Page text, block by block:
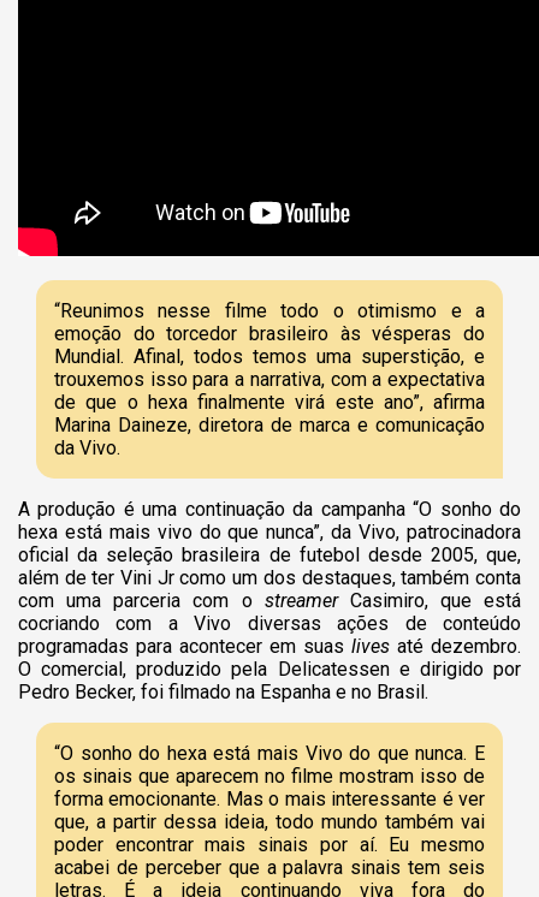
“Reunimos nesse filme todo o otimismo e a
emoção do torcedor brasileiro às vésperas do
Mundial. Afinal, todos temos uma superstição, e
trouxemos isso para a narrativa, com a expectativa
de que o hexa finalmente virá este ano”, afirma
Marina Daineze, diretora de marca e comunicação
da Vivo.
A produção é uma continuação da campanha “O sonho do
hexa está mais vivo do que nunca”, da Vivo, patrocinadora
oficial da seleção brasileira de futebol desde 2005, que,
além de ter Vini Jr como um dos destaques, também conta
com uma parceria com o streamerCasimiro, que está
cocriando com a Vivo diversas ações de conteúdo
programadas para acontecer em suas lives até dezembro.
O comercial, produzido pela Delicatessen e dirigido por
Pedro Becker, foi filmado na Espanha e no Brasil.
“O sonho do hexa está mais Vivo do que nunca. E
os sinais que aparecem no filme mostram isso de
forma emocionante. Mas o mais interessante é ver
que, a partir dessa ideia, todo mundo também vai
poder encontrar mais sinais por aí. Eu mesmo
acabei de perceber que a palavra sinais tem seis
letras. É a ideia continuando viva fora do